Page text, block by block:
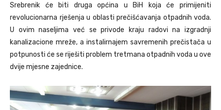
Srebrenik će biti druga općina u BiH koja će primijeniti
revolucionarna rješenja u oblasti prečišćavanja otpadnih voda.
U ovim naseljima već se privode kraju radovi na izgradnji
kanalizacione mreže, a instalirnajem savremenih prečistača u
potpunosti će se riješiti problem tretmana otpadnih voda u ove
dvije mjesne zajednice.